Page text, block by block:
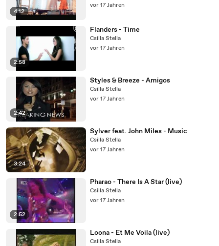
4:12
vor 17 Jahren
2:58
Flanders - Time
Csilla Stella
vor 17 Jahren
2:42
Styles & Breeze - Amigos
Csilla Stella
vor 17 Jahren
3:24
Sylver feat. John Miles - Music
Csilla Stella
vor 17 Jahren
2:52
Pharao - There Is A Star (live)
Csilla Stella
vor 17 Jahren
Loona - Et Me Voila (live)
Csilla Stella